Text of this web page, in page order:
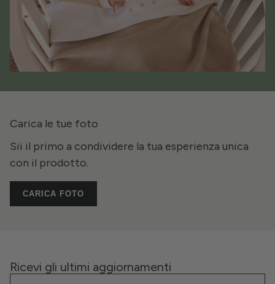
Carica le tue foto
Sii il primo a condividere la tua esperienza unica
con il prodotto.
CARICA FOTO
Ricevi gli ultimi aggiornamenti